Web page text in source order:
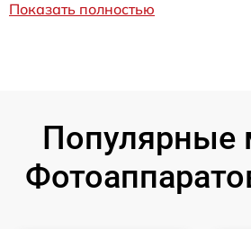
Показать полностью
Популярные